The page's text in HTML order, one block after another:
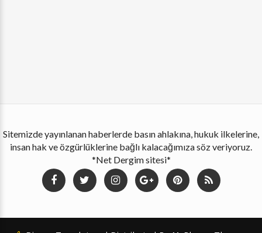
Sitemizde yayınlanan haberlerde basın ahlakına, hukuk ilkelerine,
insan hak ve özgürlüklerine bağlı kalacağımıza söz veriyoruz.
*Net Dergim sitesi*